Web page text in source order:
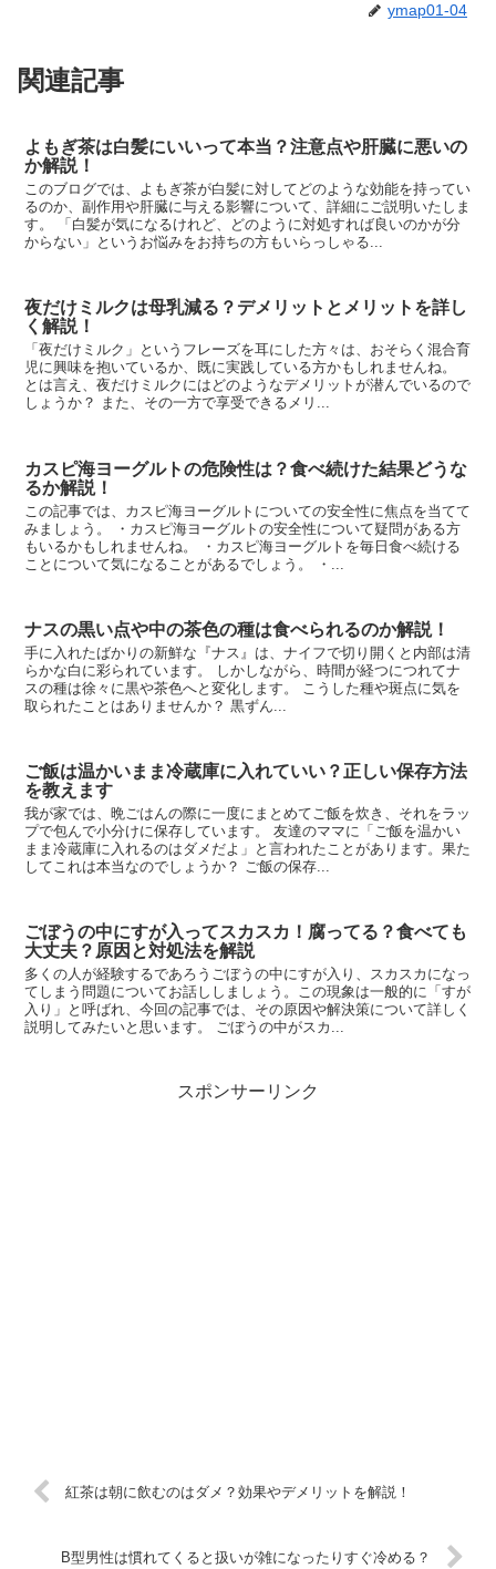
ymap01-04
関連記事
よもぎ茶は白髪にいいって本当？注意点や肝臓に悪いの
か解説！
このブログでは、よもぎ茶が白髪に対してどのような効能を持ってい
るのか、副作用や肝臓に与える影響について、詳細にご説明いたしま
す。 「白髪が気になるけれど、どのように対処すれば良いのかが分
からない」というお悩みをお持ちの方もいらっしゃる...
夜だけミルクは母乳減る？デメリットとメリットを詳し
く解説！
「夜だけミルク」というフレーズを耳にした方々は、おそらく混合育
児に興味を抱いているか、既に実践している方かもしれませんね。
とは言え、夜だけミルクにはどのようなデメリットが潜んでいるので
しょうか？ また、その一方で享受できるメリ...
カスピ海ヨーグルトの危険性は？食べ続けた結果どうな
るか解説！
この記事では、カスピ海ヨーグルトについての安全性に焦点を当てて
みましょう。 ・カスピ海ヨーグルトの安全性について疑問がある方
もいるかもしれませんね。 ・カスピ海ヨーグルトを毎日食べ続ける
ことについて気になることがあるでしょう。 ・...
ナスの黒い点や中の茶色の種は食べられるのか解説！
手に入れたばかりの新鮮な『ナス』は、ナイフで切り開くと内部は清
らかな白に彩られています。 しかしながら、時間が経つにつれてナ
スの種は徐々に黒や茶色へと変化します。 こうした種や斑点に気を
取られたことはありませんか？ 黒ずん...
ご飯は温かいまま冷蔵庫に入れていい？正しい保存方法
を教えます
我が家では、晩ごはんの際に一度にまとめてご飯を炊き、それをラッ
プで包んで小分けに保存しています。 友達のママに「ご飯を温かい
まま冷蔵庫に入れるのはダメだよ」と言われたことがあります。果た
してこれは本当なのでしょうか？ ご飯の保存...
ごぼうの中にすが入ってスカスカ！腐ってる？食べても
大丈夫？原因と対処法を解説
多くの人が経験するであろうごぼうの中にすが入り、スカスカになっ
てしまう問題についてお話ししましょう。この現象は一般的に「すが
入り」と呼ばれ、今回の記事では、その原因や解決策について詳しく
説明してみたいと思います。 ごぼうの中がスカ...
スポンサーリンク
紅茶は朝に飲むのはダメ？効果やデメリットを解説！
B型男性は慣れてくると扱いが雑になったりすぐ冷める？